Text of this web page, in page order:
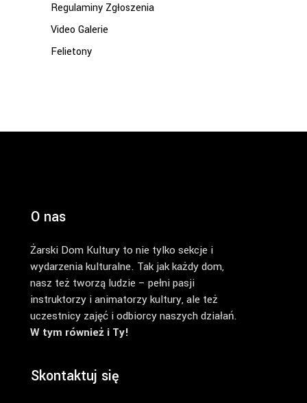
Regulaminy Zgłoszenia
Video Galerie
Felietony
O nas
Żarski Dom Kultury to nie tylko sekcje i
wydarzenia kulturalne. Tak jak każdy dom,
nasz też tworzą ludzie – pełni pasji
instruktorzy i animatorzy kultury, ale też
uczestnicy zajęć i odbiorcy naszych działań.
W tym również i Ty!
Skontaktuj się